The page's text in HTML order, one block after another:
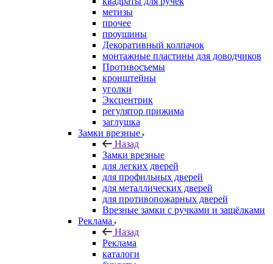
метизы
прочее
проушины
Декоративный колпачок
монтажные пластины для доводчиков
Противосъемы
кронштейны
уголки
Эксцентрик
регулятор прижима
заглушка
Замки врезные
Назад
Замки врезные
для легких дверей
для профильных дверей
для металлических дверей
для противопожарных дверей
Врезные замки с ручками и защёлками
Реклама
Назад
Реклама
каталоги